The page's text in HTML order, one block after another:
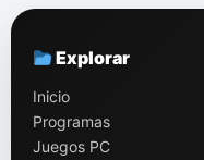
Explorar
Inicio
Programas
Juegos PC